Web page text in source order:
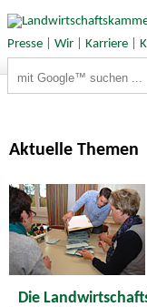
Presse| Wir| Karriere|
Aktuelle Themen
Die